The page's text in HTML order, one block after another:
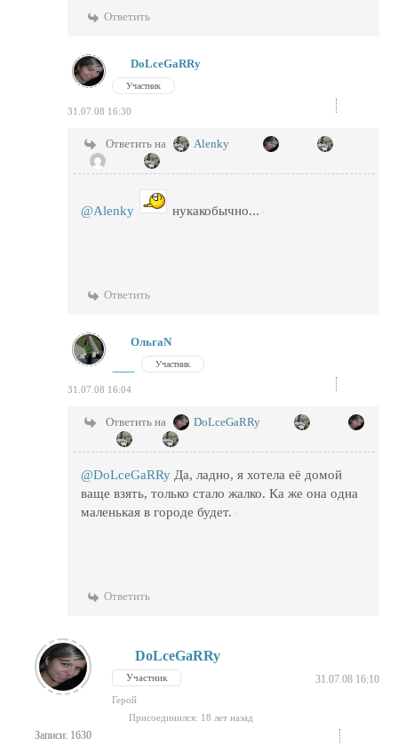
Ответить
DoLceGaRRy
Участник
31.07.08 16:30
Ответить на Alenky
@Alenky нукакобычно...
Ответить
ОльгаN
Участник
31.07.08 16:04
Ответить на DoLceGaRRy
@DoLceGaRRy Да, ладно, я хотела её домой
ваще взять, только стало жалко. Ка же она одна
маленькая в городе будет.
Ответить
Записи: 1630
DoLceGaRRy
Участник 31.07.08 16:10
Герой
Присоединился: 18 лет назад